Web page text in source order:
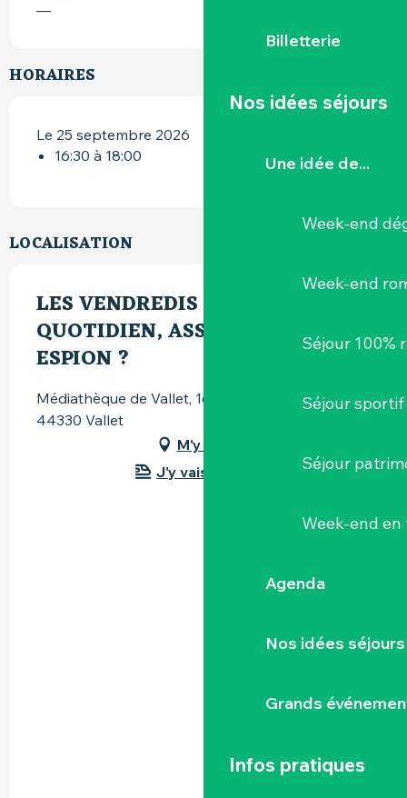
Billetterie
Nos idées séjours
Une idée de...
Week-end
Week-end
Séjour 100%
Séjour sportif
Séjour
Week-end
Agenda
Nos idées séjours
Grands
Infos pratiques
—
HORAIRES
Le 25 septembre 2026
16:30 à 18:00
LOCALISATION
LES VENDREDIS DE L'IA : L'IA AU
QUOTIDIEN, ASSISTANT OU
ESPION ?
Médiathèque de Vallet, 16, rue Émile-Gabory,
44330 Vallet
M'y rendre
J'y vais en train !